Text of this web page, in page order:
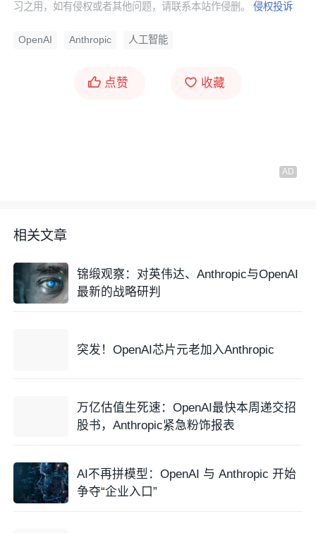
习之用，如有侵权或者其他问题，请联系本站作侵删。侵权投诉
OpenAI Anthropic 人工智能
点赞 收藏
相关文章
锦缎观察：对英伟达、Anthropic与OpenAI
最新的战略研判
突发！OpenAI芯片元老加入Anthropic
万亿估值生死速：OpenAI最快本周递交招
股书，Anthropic紧急粉饰报表
AI不再拼模型：OpenAI 与 Anthropic 开始
争夺“企业入口”